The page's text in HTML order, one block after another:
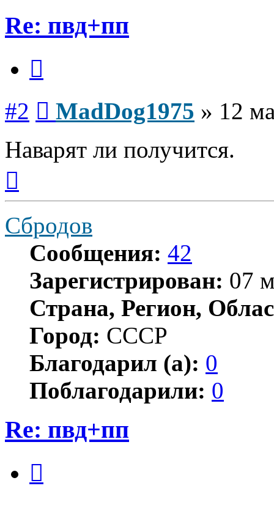
Re: пвд+пп
#2 MadDog1975 » 12
Наварят ли получится.
началу
Сбродов
Сообщения: 42
Зарегистрирован: 07
Страна, Регион,
Город: СССР
Благодарил (а): 0
Поблагодарили: 0
Re: пвд+пп